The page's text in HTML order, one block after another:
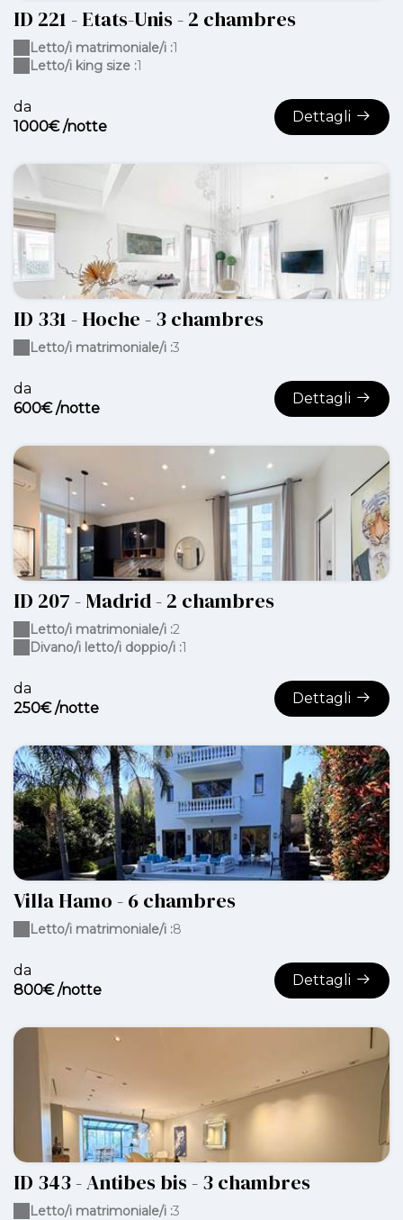
ID 221 - Etats-Unis - 2 chambres
da
1000€ /notte
Dettagli
Letto/i matrimoniale/i :1
Letto/i king size :1
ID 331 - Hoche - 3 chambres
da
600€ /notte
Dettagli
Letto/i matrimoniale/i :3
ID 207 - Madrid - 2 chambres
da
250€ /notte
Dettagli
Letto/i matrimoniale/i :2
Divano/i letto/i doppio/i :1
Villa Hamo - 6 chambres
da
800€ /notte
Dettagli
Letto/i matrimoniale/i :8
ID 343 - Antibes bis - 3 chambres
Letto/i matrimoniale/i :3